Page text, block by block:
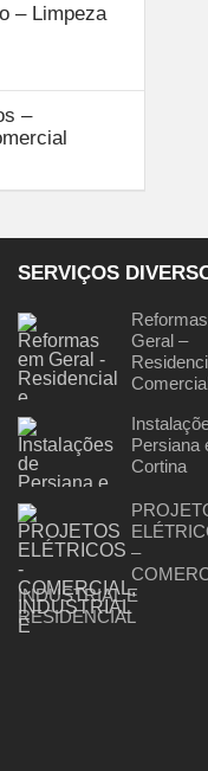
– Limpeza
–
SERVIÇOS
Geral –
Persiana
Cortina
–
INDUSTRIAL E
RESIDENCIAL